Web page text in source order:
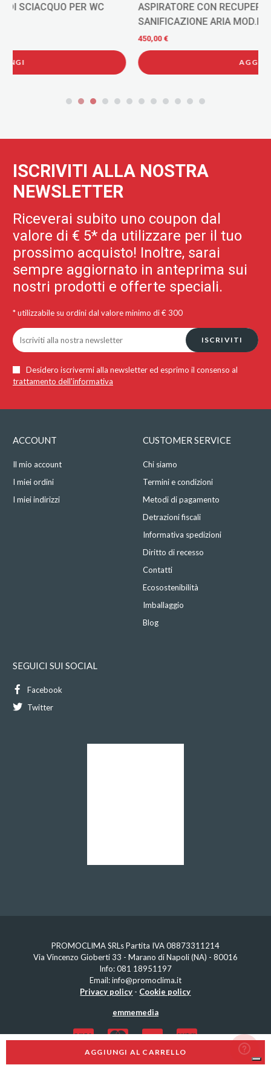
AGGIUNGI AL CARRELLO
ASPIRATORE CON RECUPERO DI CALORE E
SANIFICAZIONE ARIA MOD.RHINOCOMFORT 160 RF
AGGIUNGI
ISCRIVITI ALLA NOSTRA
NEWSLETTER
Riceverai subito uno coupon dal
valore di € 5* da utilizzare per il tuo
prossimo acquisto! Inoltre, sarai
sempre aggiornato in anteprima sui
nostri prodotti e offerte speciali.
* utilizzabile su ordini dal valore minimo di € 300
ISCRIVITI
Desidero iscrivermi alla newsletter ed esprimo il consenso al
trattamento dell'informativa
ACCOUNT
Il mio account
I miei ordini
I miei indirizzi
CUSTOMER SERVICE
Chi siamo
Termini e condizioni
Metodi di pagamento
Detrazioni fiscali
Informativa spedizioni
Diritto di recesso
Contatti
Ecosostenibilità
Imballaggio
Blog
SEGUICI SUI SOCIAL
Facebook
Twitter
PROMOCLIMA SRLs Partita IVA 08873311214
Via Vincenzo Gioberti 33 - Marano di Napoli (NA) - 80016
Info:081 18951197
Email:info@promoclima.it
Privacy policy - Cookie policy
emmemedia